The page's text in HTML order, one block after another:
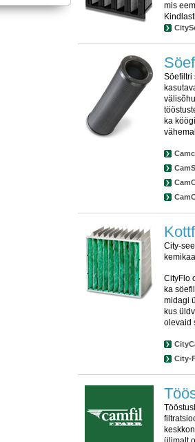
mis
Söefiltri
ka
City-
CityFlo
ka
midagi
kus
olevaid
City-